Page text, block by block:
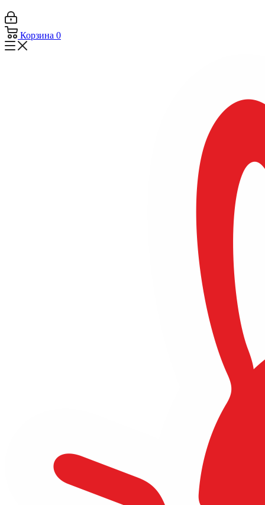
Корзина 0